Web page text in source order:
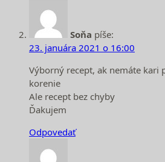
Soňa píše:
23. januára 2021 o 16:00
Výborný recept, ak nemáte kari
korenie
Ale recept bez chyby
Ďakujem
Odpovedať